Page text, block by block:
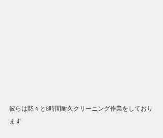
彼らは黙々と8時間耐久クリーニング作業をしており
ます